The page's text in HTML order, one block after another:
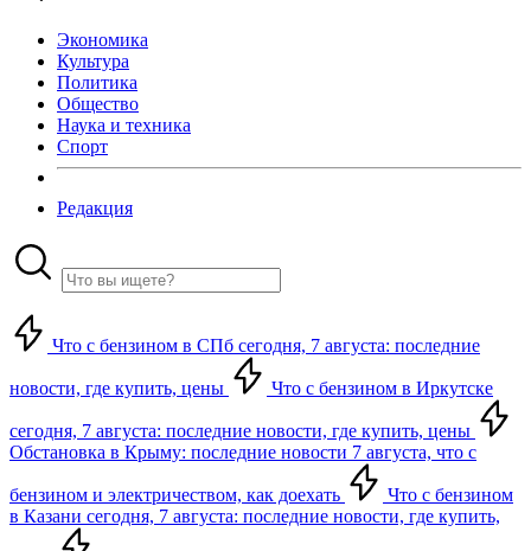
Экономика
Культура
Политика
Общество
Наука и техника
Спорт
Редакция
Что с бензином в СПб сегодня, 7 августа: последние
новости, где купить, цены Что с бензином в Иркутске
сегодня, 7 августа: последние новости, где купить, цены
Обстановка в Крыму: последние новости 7 августа, что с
бензином и электричеством, как доехать
Что с бензином
в Казани сегодня, 7 августа: последние новости, где купить,